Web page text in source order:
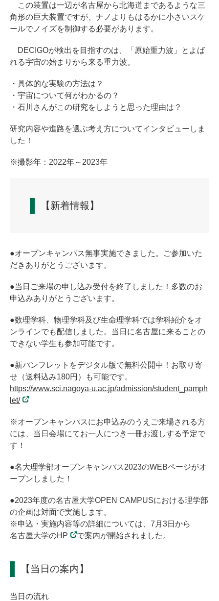
この装置は一辺が名古屋から北海道まであるような三
角形の巨大装置ですが、ナノよりもはるかに小さいスケ
ールでノイズを制御する必要があります。
DECIGOが検出を目指すのは、「原始重力波」とよば
れる宇宙の始まりから来る重力波。
・具体的な実験の方法は？
・宇宙について何がわかるの？
・石川さんがこの研究をしようと思った理由は？
研究内容や進路を選ぶ考え方についてインタビューしま
した！
※撮影年：2022年～2023年
【新着情報】
●オープンキャンパス無事実施できました。ご参加いた
だきありがとうございます。
●当日ご来場の申し込み受付を終了しました！多数のお
申込みありがとうございます。
●数理学科、物理学科及び生命理学科では学科紹介をオ
ンラインでも配信しました。当日に名古屋に来ることの
できない学生も参加可能です。
●新パンフレットをデジタル版で無料公開中！お取り寄
せ（送料込み180円）も可能です。
https://www.sci.nagoya-u.ac.jp/admission/student_pamph
let/
※オープンキャンパスにお申込みのうえご来場される方
には、当日会場にてお一人につき一冊お渡しする予定で
す！
●名大理学部オープンキャンパス2023のWEBページがオ
ープンしました！
●2023年度の名古屋大学OPEN CAMPUSにおける理学部
の企画は対面で実施します。
※申込・実施内容等の詳細については、7月3日から
名古屋大学のHP
で案内が開始されました。
【当日の案内】
当日の流れ